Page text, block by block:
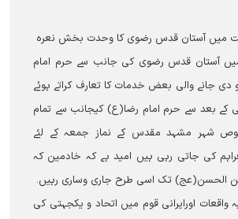
آستان قدس رضوی کی جانب سے حرم امام
دی جانے والی بعض خدمات کا تعارف کراتے ہوئے
کے بعد سے حرم امام رضا(ع) کیجانب سے تمام
شہر مشہد مقدس کے نماز جمعہ کے لئے
کی جاتی رہی ہیں امید ہے کہ خادمین کہ
الحسن(عج) تک اسی طرح جاری وساری رہیں۔
واقعات اورایرانی قوم میں اتحاد و یکجہتی کی